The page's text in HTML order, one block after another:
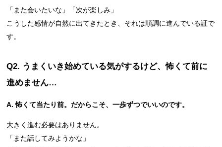
「また会いたいな」「次が楽しみ」
こうした感情が自然に出てきたとき、それは順調に進んでいる証で
す。
Q2. うまくいき始めている気がするけど、怖くて前に
進めません…
A. 怖くて当たり前。だからこそ、一歩ずつでいいのです。
大きく進む必要はありません。
「また話してみようかな」